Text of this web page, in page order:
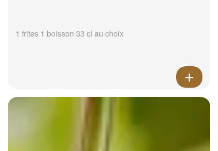
1 frites 1 boisson 33 cl au choix